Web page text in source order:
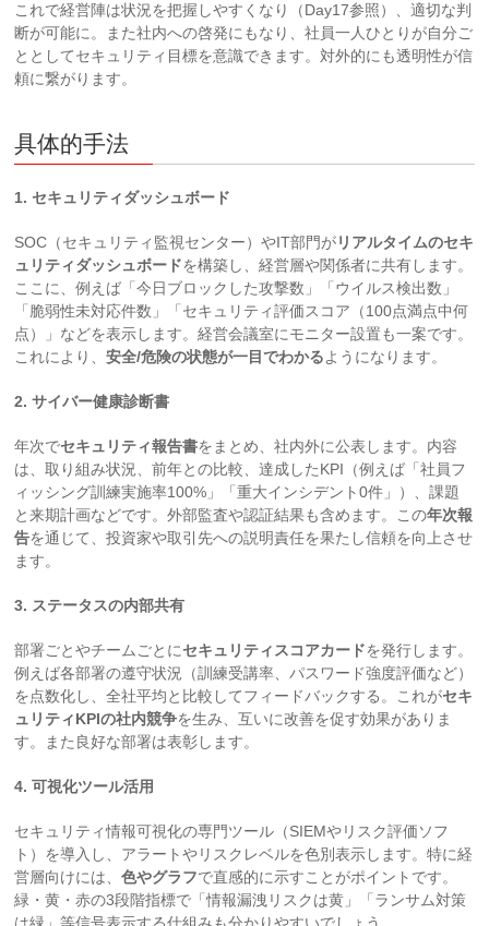
これで経営陣は状況を把握しやすくなり（Day17参照）、適切な判
断が可能に。また社内への啓発にもなり、社員一人ひとりが自分ご
ととしてセキュリティ目標を意識できます。対外的にも透明性が信
頼に繋がります。
具体的手法
1. セキュリティダッシュボード
SOC（セキュリティ監視センター）やIT部門がリアルタイムのセキ
ュリティダッシュボードを構築し、経営層や関係者に共有します。
ここに、例えば「今日ブロックした攻撃数」「ウイルス検出数」
「脆弱性未対応件数」「セキュリティ評価スコア（100点満点中何
点）」などを表示します。経営会議室にモニター設置も一案です。
これにより、安全/危険の状態が一目でわかるようになります。
2. サイバー健康診断書
年次でセキュリティ報告書をまとめ、社内外に公表します。内容
は、取り組み状況、前年との比較、達成したKPI（例えば「社員フ
ィッシング訓練実施率100%」「重大インシデント0件」）、課題
と来期計画などです。外部監査や認証結果も含めます。この年次報
告を通じて、投資家や取引先への説明責任を果たし信頼を向上させ
ます。
3. ステータスの内部共有
部署ごとやチームごとにセキュリティスコアカードを発行します。
例えば各部署の遵守状況（訓練受講率、パスワード強度評価など）
を点数化し、全社平均と比較してフィードバックする。これがセキ
ュリティKPIの社内競争を生み、互いに改善を促す効果がありま
す。また良好な部署は表彰します。
4. 可視化ツール活用
セキュリティ情報可視化の専門ツール（SIEMやリスク評価ソフ
ト）を導入し、アラートやリスクレベルを色別表示します。特に経
営層向けには、色やグラフで直感的に示すことがポイントです。
緑・黄・赤の3段階指標で「情報漏洩リスクは黄」「ランサム対策